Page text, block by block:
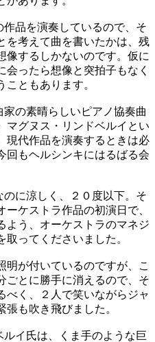
品を演奏しているので、そ
を考えて曲を書いたかは、残
像するしかないのです。仮に
ったら想像と突拍子もなく
ともあります。
の素晴らしいピアノ協奏曲
マグヌス・リンドベルイとい
現代作品を演奏するときは必
回もヘルシンキにはるばる会
に涼しく、２０度以下。そ
ケストラ作品の初演日で、
よう、オーケストラのマネジ
ってくださいました。
明が付いているのですが、こ
ごとに勝手に消えるので、そ
べく、２人で笑いながらジャ
も吹き飛びました。
イ氏は、くま手のような巨